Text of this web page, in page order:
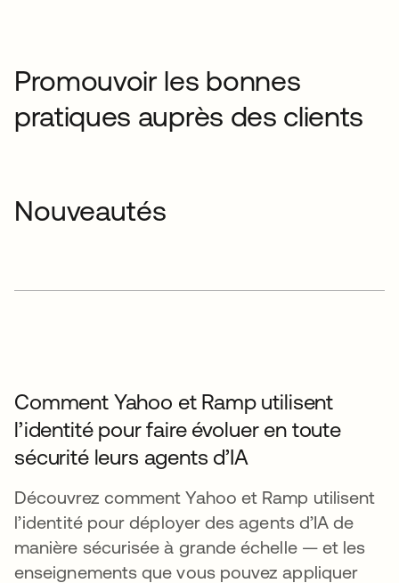
Promouvoir les bonnes
pratiques auprès des clients
Nouveautés
Comment Yahoo et Ramp utilisent
l’identité pour faire évoluer en toute
sécurité leurs agents d’IA
Découvrez comment Yahoo et Ramp utilisent
l’identité pour déployer des agents d’IA de
manière sécurisée à grande échelle — et les
enseignements que vous pouvez appliquer